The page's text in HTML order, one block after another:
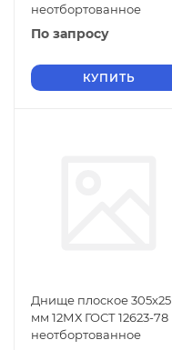
неотбортованное
По запросу
КУПИТЬ
Днище плоское 305х25
мм 12МХ ГОСТ 12623-78
неотбортованное